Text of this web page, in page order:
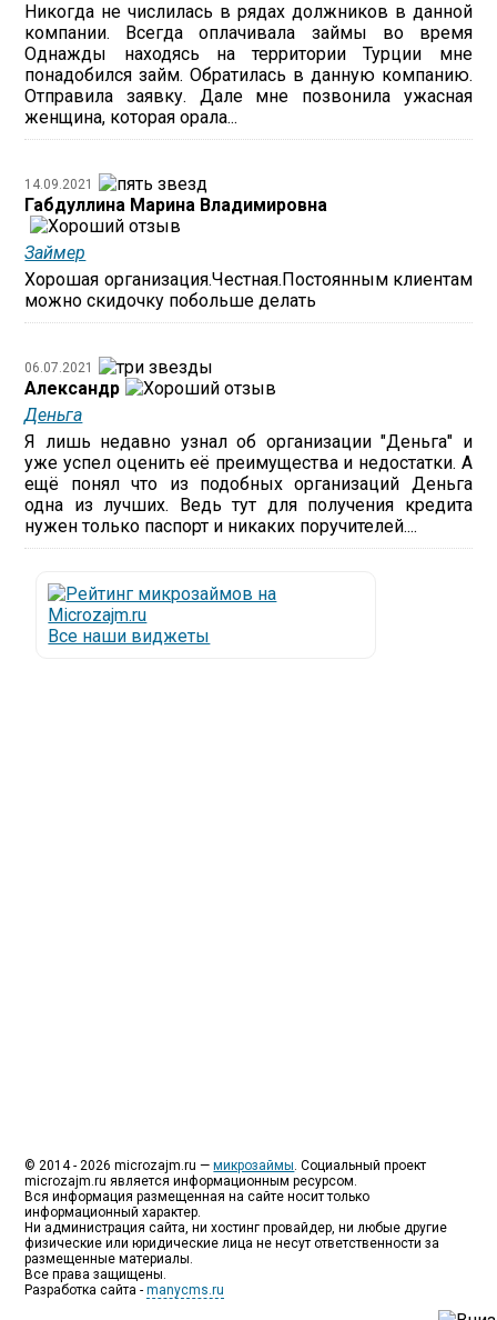
Никогда не числилась в рядах должников в данной
компании. Всегда оплачивала займы во время
Однажды находясь на территории Турции мне
понадобился займ. Обратилась в данную компанию.
Отправила заявку. Дале мне позвонила ужасная
женщина, которая орала...
14.09.2021
Габдуллина Марина Владимировна
Займер
Хорошая организация.Честная.Постоянным клиентам
можно скидочку побольше делать
06.07.2021
Александр
Деньга
Я лишь недавно узнал об организации "Деньга" и
уже успел оценить её преимущества и недостатки. А
ещё понял что из подобных организаций Деньга
одна из лучших. Ведь тут для получения кредита
нужен только паспорт и никаких поручителей....
Все наши виджеты
© 2014 - 2026 microzajm.ru —микрозаймы. Социальный проект
microzajm.ru является информационным ресурсом.
Вся информация размещенная на сайте носит только
информационный характер.
Ни администрация сайта, ни хостинг провайдер, ни любые другие
физические или юридические лица не несут ответственности за
размещенные материалы.
Все права защищены.
Разработка сайта -manycms.ru